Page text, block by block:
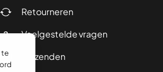
Retourneren
Veelgestelde vragen
Verzenden